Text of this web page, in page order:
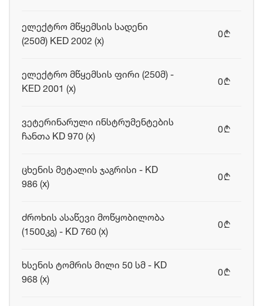
ელექტრო მწყემსის სადენი
(250მ) KED 2002 (x)
0b
ელექტრო მწყემსის ფირი (250მ) -
KED 2001 (x)
0b
ვეტერინარული ინსტრუმენტების
ჩანთა KD 970 (x)
0b
ცხენის მეტალის ჯაგრისი - KD
986 (x)
0b
ძროხის ასაწევი მოწყობილობა
(1500კგ) - KD 760 (x)
0b
ხსენის ტომრის მილი 50 სმ - KD
968 (x)
0b